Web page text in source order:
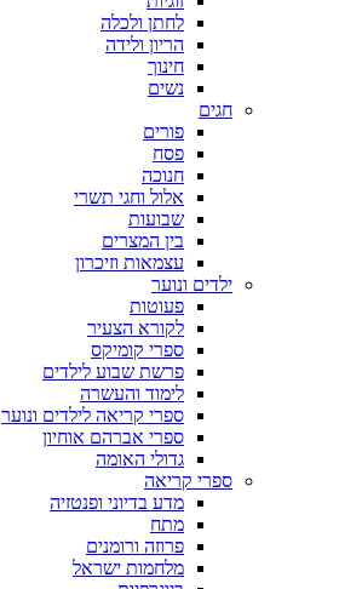
לחתן ולכלה
הריון ולידה
חינוך
נשים
חגים
פורים
פסח
חנוכה
אלול וחגי תשרי
שבועות
בין המצרים
עצמאות וזיכרון
ילדים ונוער
פעוטות
לקורא הצעיר
ספרי קומיקס
פרשת שבוע לילדים
לימוד והעשרה
ספרי קריאה לילדים ונוער
ספרי אברהם אוחיון
גדולי האומה
ספרי קריאה
מדע בדיוני ופנטזיה
מתח
פרוזה ורומנים
מלחמות ישראל